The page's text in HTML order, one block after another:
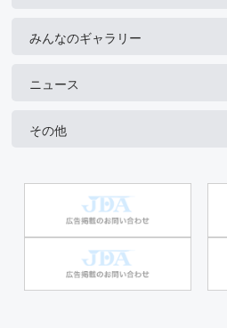
みんなのギャラリー
ニュース
その他